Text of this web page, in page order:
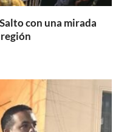
con una mirada